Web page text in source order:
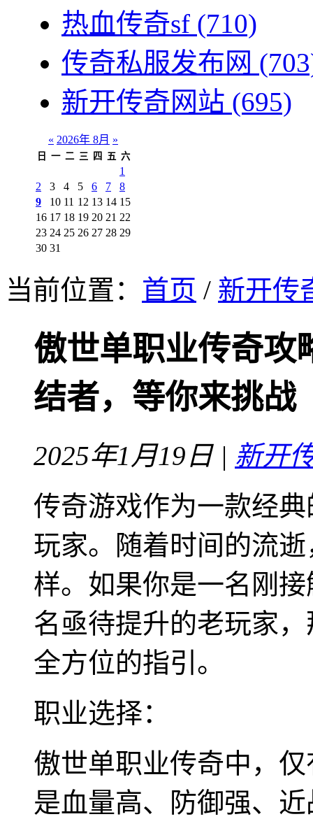
热血传奇sf (710)
传奇私服发布网
新开传奇网站 (695)
« 2026年 8月 »
日 一 二 三 四 五 六
1
2
3 4 5 6 7
8
9
10 11 12 13 14 15
16 17 18 19 20 21 22
23 24 25 26 27 28 29
30 31
当前位置： 首页 / 新开传
傲世单职业传奇攻
结者，等你来挑战
2025年1月19日 | 新开
传奇游戏作为一款经
玩家。随着时间的流
样。如果你是一名刚
名亟待提升的老玩家
全方位的指引。
职业选择：
傲世单职业传奇中，
是血量高、防御强、